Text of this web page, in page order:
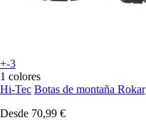
+-3
1 colores
Hi-Tec Botas de montaña Rokar
Desde 70,99 €